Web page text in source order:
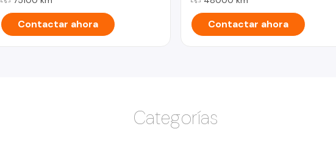
Contactar ahora Contactar ahora
Categorías